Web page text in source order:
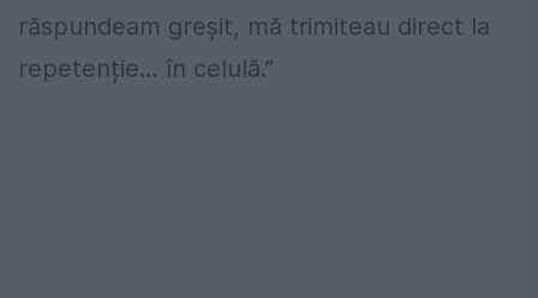
răspundeam greșit, mă trimiteau direct la
repetenție… în celulă.”